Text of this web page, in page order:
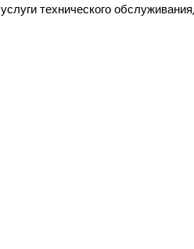
технического обслуживания,